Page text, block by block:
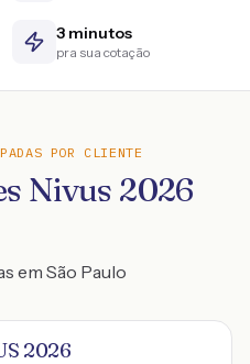
3 minutos
pra sua cotação
POR CLIENTE
Nivus 2026
em São Paulo
2026